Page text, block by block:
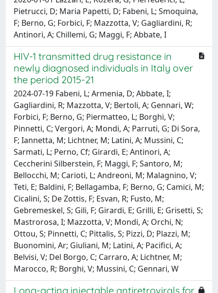
Pietrucci, D; Maria Papetti, D; Fabeni, L; Smoquina,
F; Berno, G; Forbici, F; Mazzotta, V; Gagliardini, R;
Antinori, A; Chillemi, G; Maggi, F; Abbate, I
HIV-1 transmitted drug resistance in
newly diagnosed individuals in Italy over
the period 2015-21
2024-07-19 Fabeni, L; Armenia, D; Abbate, I;
Gagliardini, R; Mazzotta, V; Bertoli, A; Gennari, W;
Forbici, F; Berno, G; Piermatteo, L; Borghi, V;
Pinnetti, C; Vergori, A; Mondi, A; Parruti, G; Di Sora,
F; Iannetta, M; Lichtner, M; Latini, A; Mussini, C;
Sarmati, L; Perno, Cf; Girardi, E; Antinori, A;
Ceccherini Silberstein, F; Maggi, F; Santoro, M;
Bellocchi, M; Carioti, L; Andreoni, M; Malagnino, V;
Teti, E; Baldini, F; Bellagamba, F; Berno, G; Camici, M;
Cicalini, S; De Zottis, F; Esvan, R; Fusto, M;
Gebremeskel, S; Gili, F; Girardi, E; Grilli, E; Grisetti, S;
Mastrorosa, I; Mazzotta, V; Mondi, A; Orchi, N;
Ottou, S; Pinnetti, C; Pittalis, S; Pizzi, D; Plazzi, M;
Buonomini, Ar; Giuliani, M; Latini, A; Pacifici, A;
Belvisi, V; Del Borgo, C; Carraro, A; Lichtner, M;
Marocco, R; Borghi, V; Mussini, C; Gennari, W
Long-acting injectable antiretrovirals for